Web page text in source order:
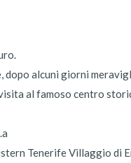
dopo alcuni giorni
al famoso centro
Tenerife Villaggio di